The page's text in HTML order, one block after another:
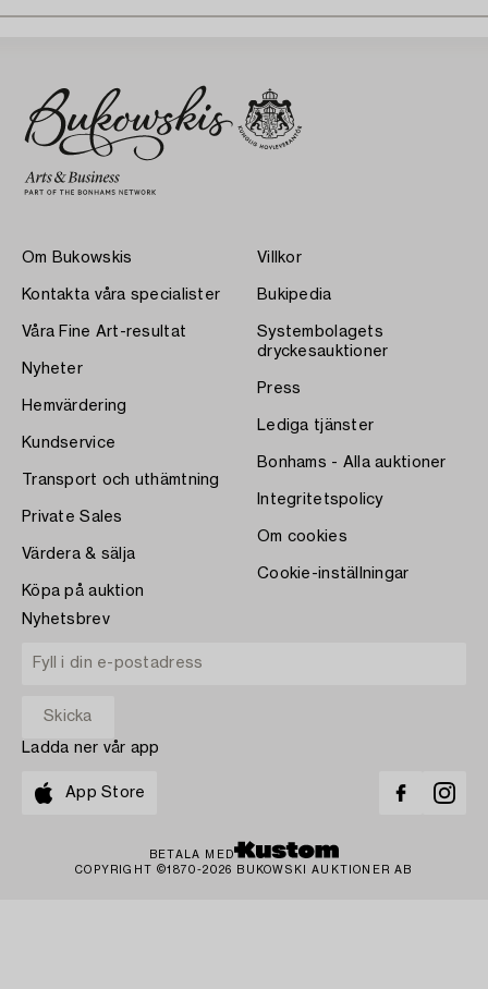
Om Bukowskis
Kontakta våra specialister
Våra Fine Art-resultat
Nyheter
Hemvärdering
Kundservice
Transport och uthämtning
Private Sales
Värdera & sälja
Köpa på auktion
Villkor
Bukipedia
Systembolagets
dryckesauktioner
Press
Lediga tjänster
Bonhams - Alla auktioner
Integritetspolicy
Om cookies
Cookie-inställningar
Nyhetsbrev
Ladda ner vår app
App Store
BETALA MED
COPYRIGHT ©1870-2026 BUKOWSKI AUKTIONER AB